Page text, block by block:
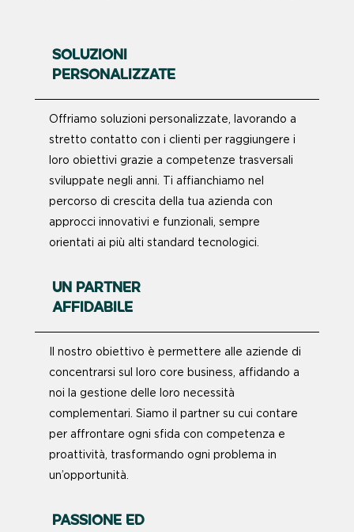
SOLUZIONI
PERSONALIZZATE
Offriamo soluzioni personalizzate, lavorando a
stretto contatto con i clienti per raggiungere i
loro obiettivi grazie a competenze trasversali
sviluppate negli anni. Ti affianchiamo nel
percorso di crescita della tua azienda con
approcci innovativi e funzionali, sempre
orientati ai più alti standard tecnologici.
UN PARTNER
AFFIDABILE
Il nostro obiettivo è permettere alle aziende di
concentrarsi sul loro core business, affidando a
noi la gestione delle loro necessità
complementari. Siamo il partner su cui contare
per affrontare ogni sfida con competenza e
proattività, trasformando ogni problema in
un’opportunità.
PASSIONE ED